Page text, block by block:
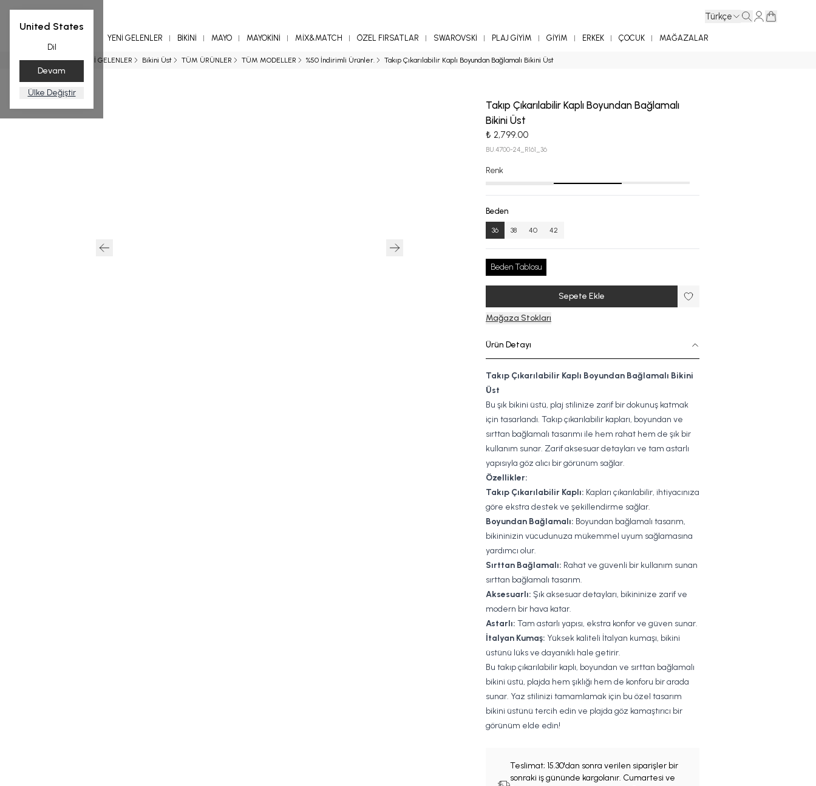
United States
Dil
Devam
Ülke Değiştir
Türkçe
YENİ GELENLER BİKİNİ MAYO MAYOKİNİ MİX&MATCH ÖZEL FIRSATLAR SWAROVSKİ PLAJ GİYİM GİYİM ERKEK ÇOCUK MAĞAZALAR
Ana Sayfa YENİ GELENLER Bikini Üst TÜM ÜRÜNLER TÜM MODELLER %50 İndirimli Ürünler. Takıp Çıkarılabilir Kaplı Boyundan Bağlamalı Bikini Üst
Takıp Çıkarılabilir Kaplı Boyundan Bağlamalı
Bikini Üst
₺ 2,799.00
BU.4700-24_R161_36
Renk
Beden
36 38 40 42
Beden Tablosu
Sepete Ekle
Mağaza Stokları
Ürün Detayı
Takıp Çıkarılabilir Kaplı Boyundan Bağlamalı Bikini
Üst
Bu şık bikini üstü, plaj stilinize zarif bir dokunuş katmak
için tasarlandı. Takıp çıkarılabilir kapları, boyundan ve
sırttan bağlamalı tasarımı ile hem rahat hem de şık bir
kullanım sunar. Zarif aksesuar detayları ve tam astarlı
yapısıyla göz alıcı bir görünüm sağlar.
Özellikler:
Takıp Çıkarılabilir Kaplı: Kapları çıkarılabilir, ihtiyacınıza
göre ekstra destek ve şekillendirme sağlar.
Boyundan Bağlamalı: Boyundan bağlamalı tasarım,
bikininizin vücudunuza mükemmel uyum sağlamasına
yardımcı olur.
Sırttan Bağlamalı: Rahat ve güvenli bir kullanım sunan
sırttan bağlamalı tasarım.
Aksesuarlı: Şık aksesuar detayları, bikininize zarif ve
modern bir hava katar.
Astarlı: Tam astarlı yapısı, ekstra konfor ve güven sunar.
İtalyan Kumaş: Yüksek kaliteli İtalyan kumaşı, bikini
üstünü lüks ve dayanıklı hale getirir.
Bu takıp çıkarılabilir kaplı, boyundan ve sırttan bağlamalı
bikini üstü, plajda hem şıklığı hem de konforu bir arada
sunar. Yaz stilinizi tamamlamak için bu özel tasarım
bikini üstünü tercih edin ve plajda göz kamaştırıcı bir
görünüm elde edin!
Teslimat; 15.30'dan sonra verilen siparişler bir
sonraki iş gününde kargolanır. Cumartesi ve